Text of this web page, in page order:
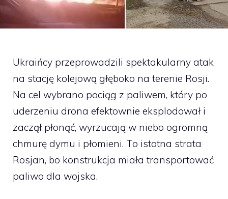
Ukraińcy przeprowadzili spektakularny atak
na stację kolejową głęboko na terenie Rosji.
Na cel wybrano pociąg z paliwem, który po
uderzeniu drona efektownie eksplodował i
zaczął płonąć, wyrzucają w niebo ogromną
chmurę dymu i płomieni. To istotna strata
Rosjan, bo konstrukcja miała transportować
paliwo dla wojska.